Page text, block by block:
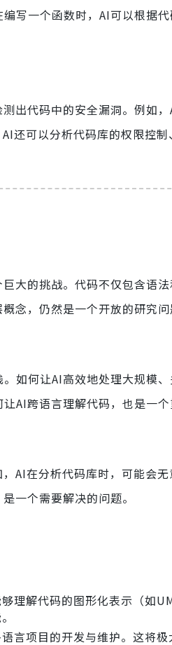
写一个函数时，AI可以根据
出代码中的安全漏洞。例如
还可以分析代码库的权限控
大的挑战。代码不仅包含语
念，仍然是一个开放的研究问
如何让AI高效地处理大规模
AI跨语言理解代码，也是一个
AI在分析代码库时，可能会
一个需要解决的问题。
理解代码的图形化表示（如
言项目的开发与维护。这将